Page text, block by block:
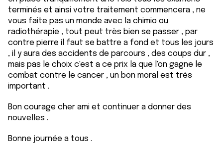
terminés et ainsi votre traitement commencera , ne
vous faite pas un monde avec la chimio ou
radiothérapie , tout peut très bien se passer , par
contre pierre il faut se battre a fond et tous les jours
, il y aura des accidents de parcours , des coups dur ,
mais pas le choix c'est a ce prix la que l'on gagne le
combat contre le cancer , un bon moral est très
important .
Bon courage cher ami et continuer a donner des
nouvelles .
Bonne journée a tous .